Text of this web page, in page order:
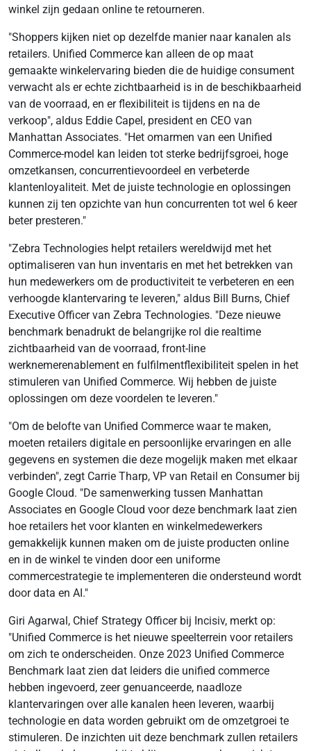
winkel zijn gedaan online te retourneren.
"Shoppers kijken niet op dezelfde manier naar kanalen als
retailers. Unified Commerce kan alleen de op maat
gemaakte winkelervaring bieden die de huidige consument
verwacht als er echte zichtbaarheid is in de beschikbaarheid
van de voorraad, en er flexibiliteit is tijdens en na de
verkoop", aldus Eddie Capel, president en CEO van
Manhattan Associates. "Het omarmen van een Unified
Commerce-model kan leiden tot sterke bedrijfsgroei, hoge
omzetkansen, concurrentievoordeel en verbeterde
klantenloyaliteit. Met de juiste technologie en oplossingen
kunnen zij ten opzichte van hun concurrenten tot wel 6 keer
beter presteren."
"Zebra Technologies helpt retailers wereldwijd met het
optimaliseren van hun inventaris en met het betrekken van
hun medewerkers om de productiviteit te verbeteren en een
verhoogde klantervaring te leveren," aldus Bill Burns, Chief
Executive Officer van Zebra Technologies. "Deze nieuwe
benchmark benadrukt de belangrijke rol die realtime
zichtbaarheid van de voorraad, front-line
werknemerenablement en fulfilmentflexibiliteit spelen in het
stimuleren van Unified Commerce. Wij hebben de juiste
oplossingen om deze voordelen te leveren."
"Om de belofte van Unified Commerce waar te maken,
moeten retailers digitale en persoonlijke ervaringen en alle
gegevens en systemen die deze mogelijk maken met elkaar
verbinden", zegt Carrie Tharp, VP van Retail en Consumer bij
Google Cloud. "De samenwerking tussen Manhattan
Associates en Google Cloud voor deze benchmark laat zien
hoe retailers het voor klanten en winkelmedewerkers
gemakkelijk kunnen maken om de juiste producten online
en in de winkel te vinden door een uniforme
commercestrategie te implementeren die ondersteund wordt
door data en AI."
Giri Agarwal, Chief Strategy Officer bij Incisiv, merkt op:
"Unified Commerce is het nieuwe speelterrein voor retailers
om zich te onderscheiden. Onze 2023 Unified Commerce
Benchmark laat zien dat leiders die unified commerce
hebben ingevoerd, zeer genuanceerde, naadloze
klantervaringen over alle kanalen heen leveren, waarbij
technologie en data worden gebruikt om de omzetgroei te
stimuleren. De inzichten uit deze benchmark zullen retailers